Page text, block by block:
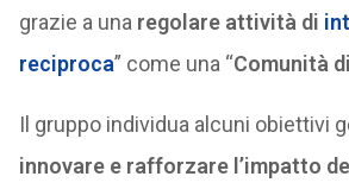
grazie a una regolare attività di
reciproca” come una “Comunità
Il gruppo individua alcuni obiettivi
innovare e rafforzare l’impatto